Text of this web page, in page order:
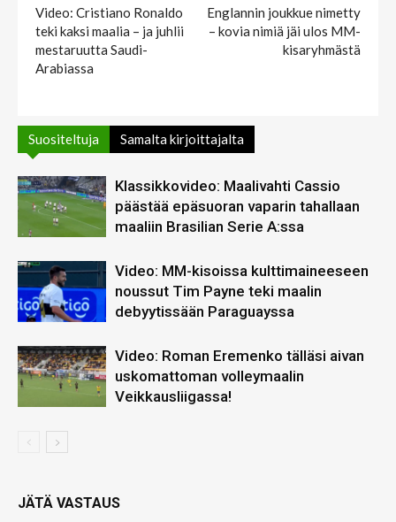
Video: Cristiano Ronaldo
teki kaksi maalia – ja juhlii
mestaruutta Saudi-
Arabiassa
Englannin joukkue nimetty
– kovia nimiä jäi ulos MM-
kisaryhmästä
Suositeltuja Samalta kirjoittajalta
Klassikkovideo: Maalivahti Cassio
päästää epäsuoran vaparin tahallaan
maaliin Brasilian Serie A:ssa
Video: MM-kisoissa kulttimaineeseen
noussut Tim Payne teki maalin
debyytissään Paraguayssa
Video: Roman Eremenko tälläsi aivan
uskomattoman volleymaalin
Veikkausliigassa!
JÄTÄ VASTAUS